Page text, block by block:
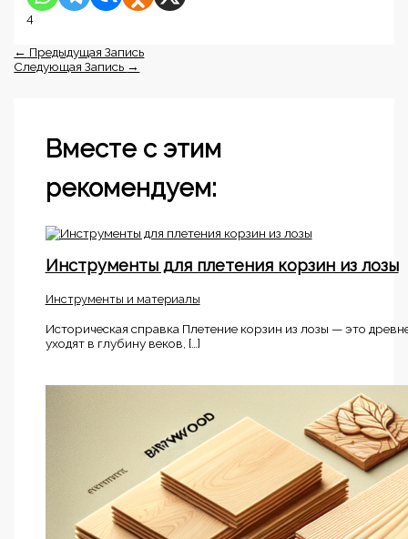
4
← Предыдущая Запись
Следующая Запись →
Вместе с этим
рекомендуем:
Инструменты для плетения корзин из лозы
Инструменты и материалы
Историческая справка Плетение корзин из лозы — это
уходят в глубину веков, […]